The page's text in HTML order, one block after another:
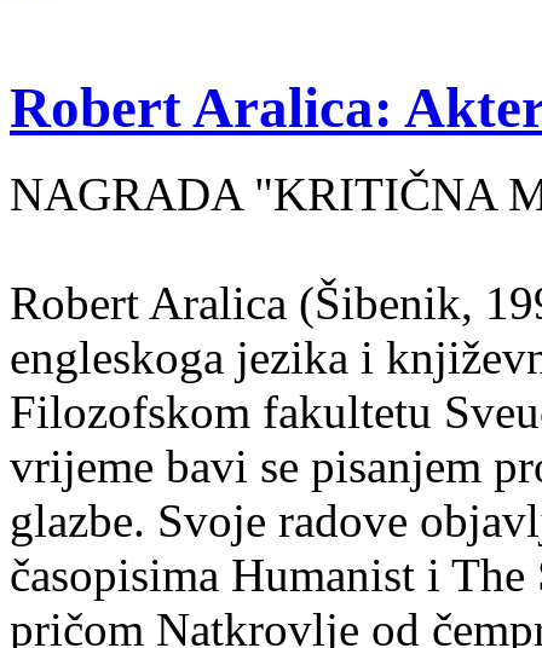
Robert Aralica:
NAGRADA "KRITIČNA
Robert Aralica (Šibenik,
engleskoga jezika i
Filozofskom fakultetu
vrijeme bavi se pisanjem
glazbe. Svoje radove
časopisima Humanist i
pričom Natkrovlje od